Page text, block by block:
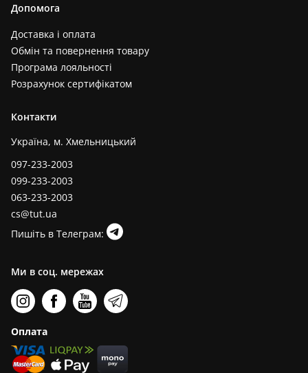
Допомога
Доставка і оплата
Обмін та повернення товару
Програма лояльності
Розрахунок сертифікатом
Контакти
Україна, м. Хмельницький
097-233-2003
099-233-2003
063-233-2003
cs@tut.ua
Пишіть в Телеграм:
Ми в соц. мережах
Оплата